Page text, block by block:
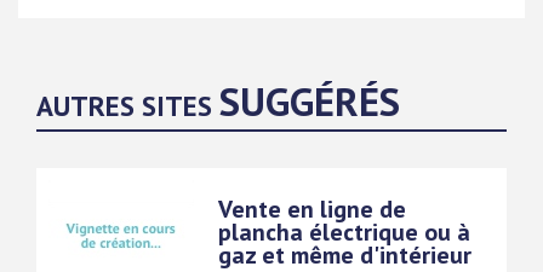
AUTRES SITES SUGGÉRÉS
Vente en ligne de
plancha électrique ou à
gaz et même d'intérieur